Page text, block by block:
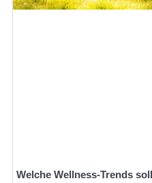
Welche Wellness-Trends